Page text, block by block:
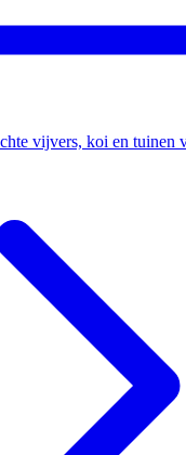
vijvers, koi en tuinen